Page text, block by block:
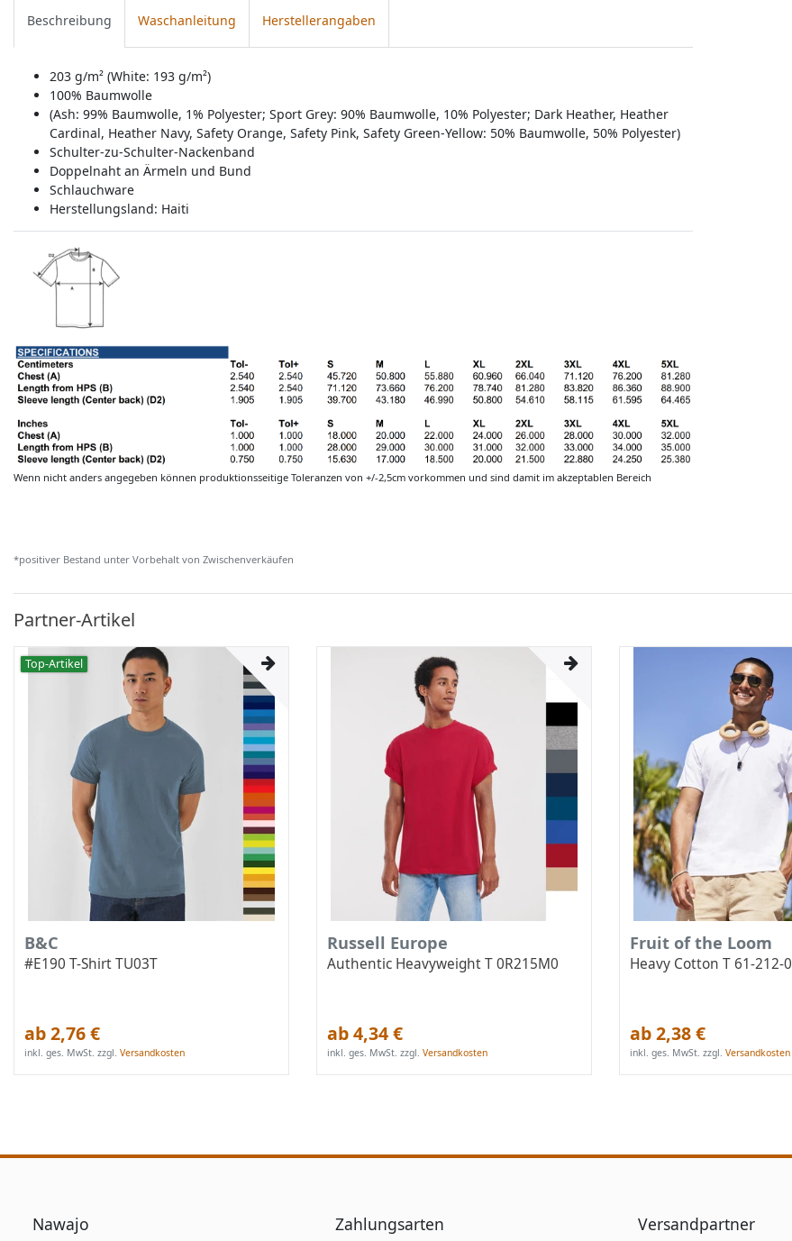
Beschreibung Waschanleitung Herstellerangaben
203 g/m² (White: 193 g/m²)
100% Baumwolle
(Ash: 99% Baumwolle, 1% Polyester; Sport Grey: 90% Baumwolle, 10% Polyester; Dark Heather, Heather
Cardinal, Heather Navy, Safety Orange, Safety Pink, Safety Green-Yellow: 50% Baumwolle, 50% Polyester)
Schulter-zu-Schulter-Nackenband
Doppelnaht an Ärmeln und Bund
Schlauchware
Herstellungsland: Haiti
Wenn nicht anders angegeben können produktionsseitige Toleranzen von +/-2,5cm vorkommen und sind damit im akzeptablen Bereich
*positiver Bestand unter Vorbehalt von Zwischenverkäufen
Partner-Artikel
Top-Artikel
B&C
#E190 T-Shirt TU03T
ab 2,76 €
inkl. ges. MwSt. zzgl.Versandkosten
Russell Europe
Authentic Heavyweight T 0R215M0
ab 4,34 €
inkl. ges. MwSt. zzgl.Versandkosten
Fruit of the Loom
Heavy Cotton T 61-212-0
ab 2,38 €
inkl. ges. MwSt. zzgl.Versandkosten
Nawajo Zahlungsarten Versandpartner